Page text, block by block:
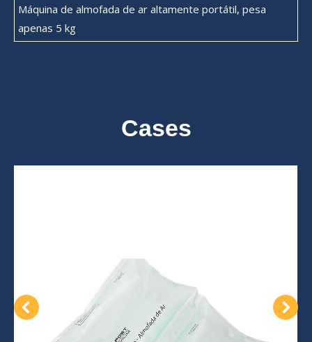
Máquina de almofada de ar altamente portátil, pesa
apenas 5 kg
Cases